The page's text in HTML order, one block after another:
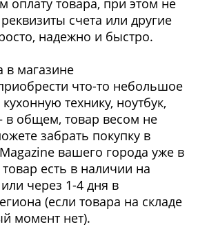
оплату товара, при этом не
счета или другие
надежно и быстро.
в магазине
что-то небольшое
технику, ноутбук,
в общем, товар весом не
забрать покупку в
вашего города уже в
есть в наличии на
через 1-4 дня в
(если товара на складе
момент нет).